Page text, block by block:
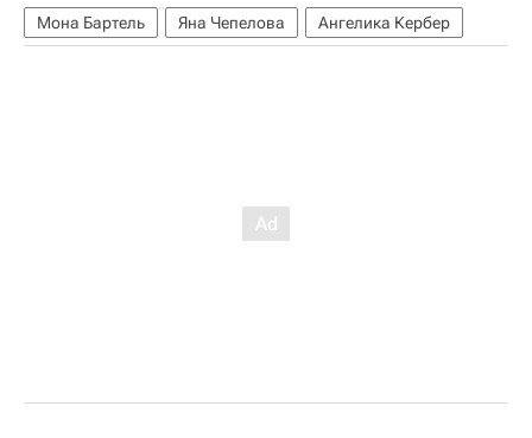
Мона Бартель Яна Чепелова Ангелика Кербер